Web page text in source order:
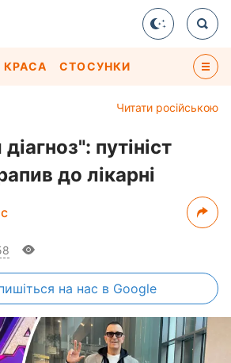
СТОСУНКИ
Читати російською
путініст
до лікарні
на нас в Google